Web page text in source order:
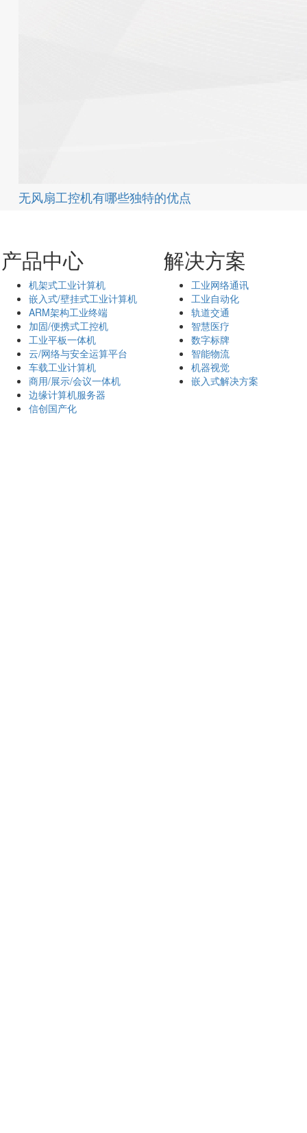
无风扇工控机有哪些独特的优点
产品中心
机架式工业计算机
嵌入式/壁挂式工业计算机
ARM架构工业终端
加固/便携式工控机
工业平板一体机
云/网络与安全运算平台
车载工业计算机
商用/展示/会议一体机
边缘计算机服务器
信创国产化
解决方案
工业网络通讯
工业自动化
轨道交通
智慧医疗
数字标牌
智能物流
机器视觉
嵌入式解决方案